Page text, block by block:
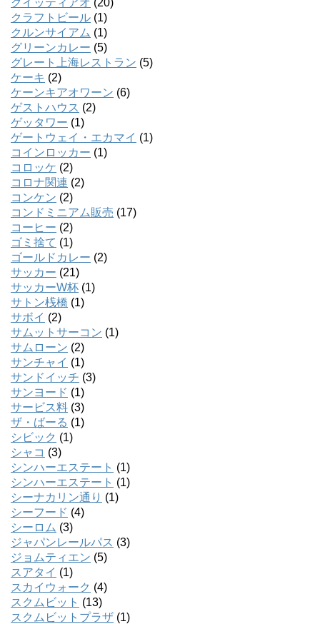
クラフトビール (1)
クルンサイアム (1)
グリーンカレー (5)
グレート上海レストラン (5)
ケーキ (2)
ケーンキアオワーン (6)
ゲストハウス (2)
ゲッタワー (1)
ゲートウェイ・エカマイ (1)
コインロッカー (1)
コロッケ (2)
コロナ関連 (2)
コンケン (2)
コンドミニアム販売 (17)
コーヒー (2)
ゴミ捨て (1)
ゴールドカレー (2)
サッカー (21)
サッカーW杯 (1)
サトン桟橋 (1)
サボイ (2)
サムットサーコン (1)
サムローン (2)
サンチャイ (1)
サンドイッチ (3)
サンヨード (1)
サービス料 (3)
ザ・ばーる (1)
シビック (1)
シャコ (3)
シンハーエステート (1)
シンハーエステート (1)
シーナカリン通り (1)
シーフード (4)
シーロム (3)
ジャパンレールパス (3)
ジョムティエン (5)
スアタイ (1)
スカイウォーク (4)
スクムビット (13)
スクムビットプラザ (1)